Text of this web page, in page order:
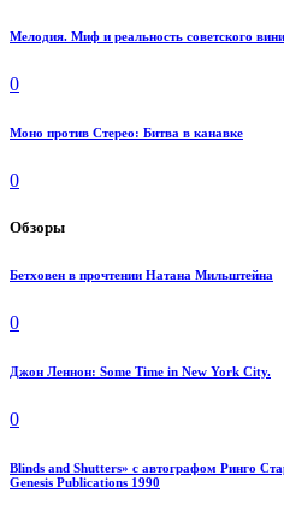
Мелодия. Миф и реальность советского
0
Моно против Стерео: Битва в канавке
0
Обзоры
Бетховен в прочтении Натана Мильштейна
0
Джон Леннон: Some Time in New York City.
0
Blinds and Shutters» с автографом Ринго
Genesis Publications 1990